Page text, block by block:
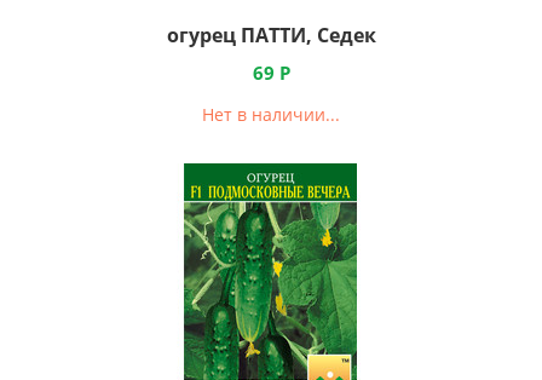
огурец ПАТТИ, Седек
69 Р
Нет в наличии...